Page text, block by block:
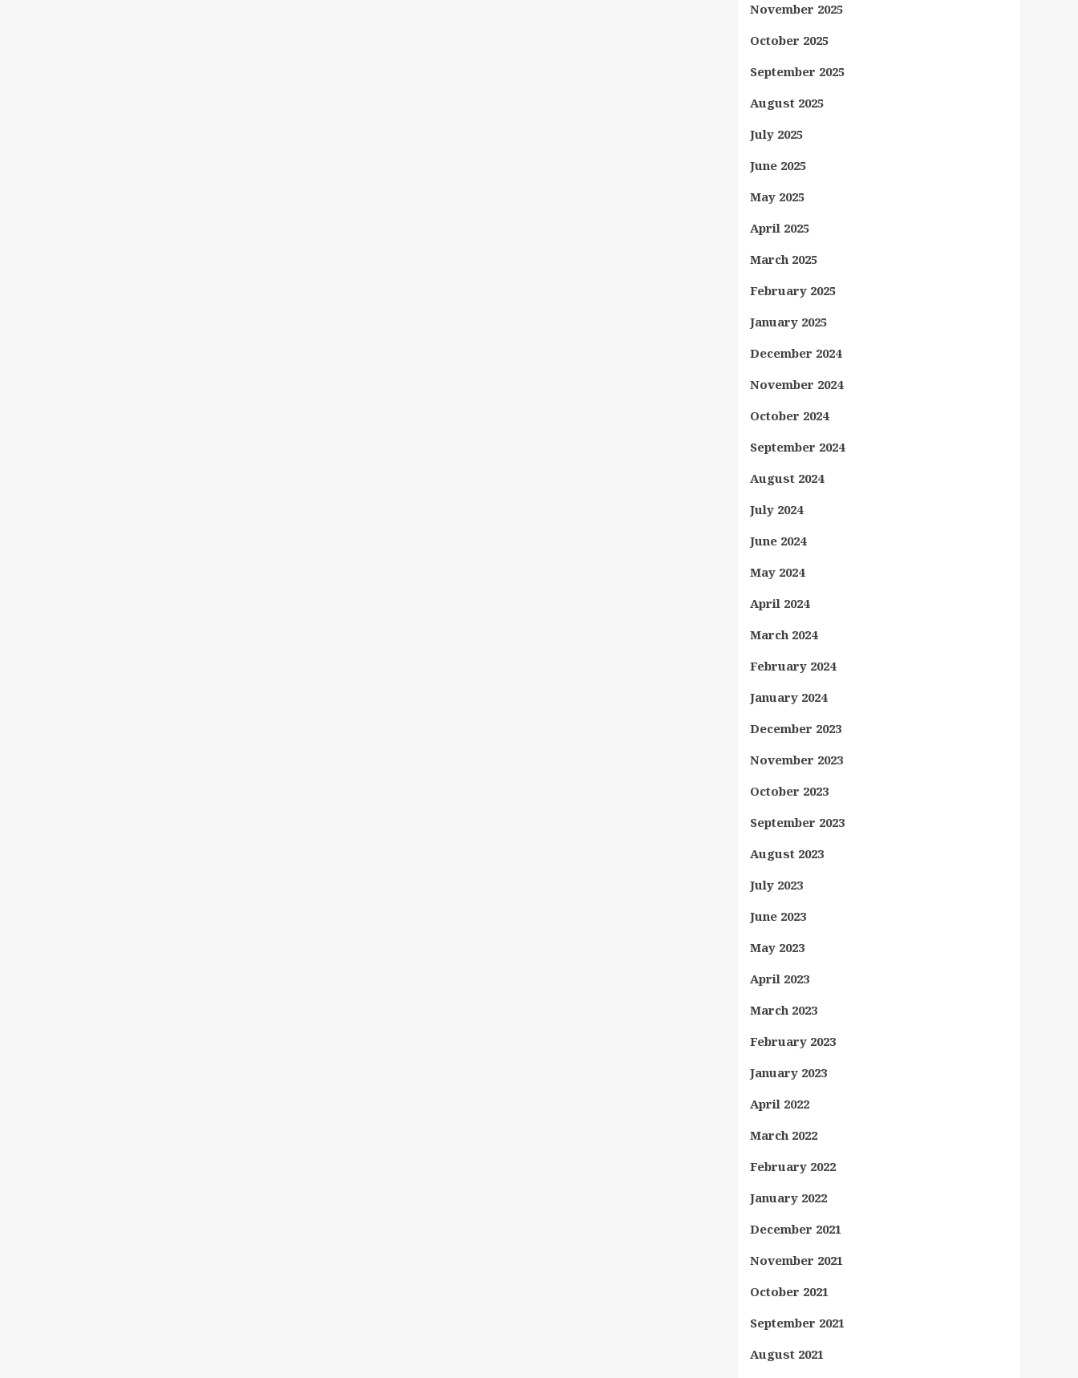
November 2025
October 2025
September 2025
August 2025
July 2025
June 2025
May 2025
April 2025
March 2025
February 2025
January 2025
December 2024
November 2024
October 2024
September 2024
August 2024
July 2024
June 2024
May 2024
April 2024
March 2024
February 2024
January 2024
December 2023
November 2023
October 2023
September 2023
August 2023
July 2023
June 2023
May 2023
April 2023
March 2023
February 2023
January 2023
April 2022
March 2022
February 2022
January 2022
December 2021
November 2021
October 2021
September 2021
August 2021